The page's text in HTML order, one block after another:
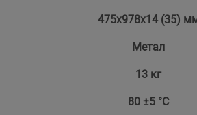
475х978х14 (35)
Метал
13 кг
80 ±5 °С